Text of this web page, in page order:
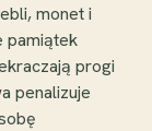
monet i
pamiątek
progi
penalizuje